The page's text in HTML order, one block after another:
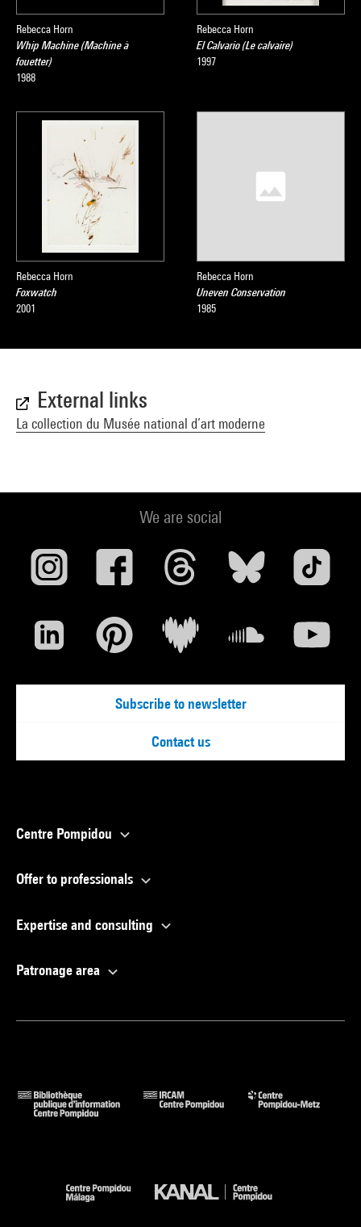
Rebecca Horn
Whip Machine (Machine à
fouetter)
1988
Rebecca Horn
El Calvario (Le calvaire)
1997
Rebecca Horn
Foxwatch
2001
Rebecca Horn
Uneven Conservation
1985
External links
La collection du Musée national d’art moderne
We are social
Subscribe to newsletter
Contact us
Centre Pompidou
Offer to professionals
Expertise and consulting
Patronage area